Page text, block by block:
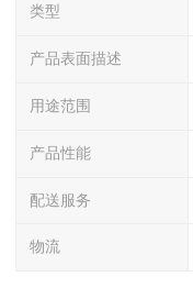
类型
产品表面描述
用途范围
产品性能
配送服务
物流